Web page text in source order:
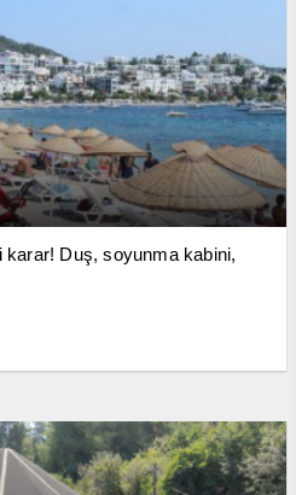
karar! Duş, soyunma kabini,